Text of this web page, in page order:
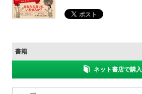
書籍
ネット書店で購入